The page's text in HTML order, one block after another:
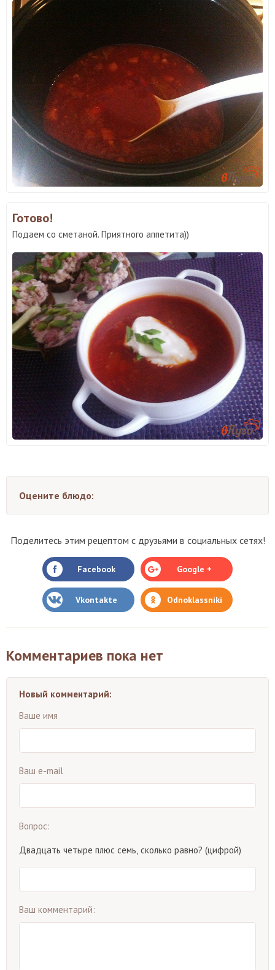
Готово!
Подаем со сметаной. Приятного аппетита))
Оцените блюдо:
Поделитесь этим рецептом с друзьями в социальных сетях!
Facebook Google +
Vkontakte Odnoklassniki
Комментариев пока нет
Новый комментарий:
Ваше имя
Ваш e-mail
Вопрос:
Двадцать четыре плюс семь, сколько равно? (цифрой)
Ваш комментарий: